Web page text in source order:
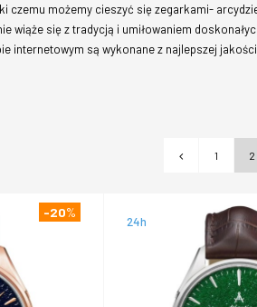
możemy cieszyć się zegarkami-
wiąże się z tradycją i umiłowaniem
internetowym są wykonane z najlepszej
1 2
-20%
24h